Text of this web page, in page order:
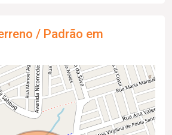
/ Padrão em